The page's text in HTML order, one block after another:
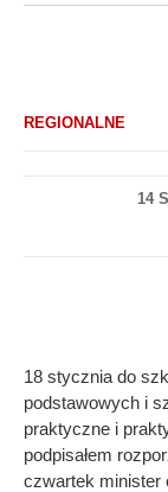
REGIONALNE
14
18 stycznia do
podstawowych i
praktyczne i
podpisałem
czwartek minister